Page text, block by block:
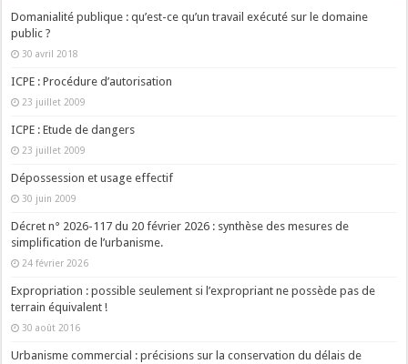
Domanialité publique : qu’est-ce qu’un travail exécuté sur le domaine
public ?
30 avril 2018
ICPE : Procédure d’autorisation
23 juillet 2009
ICPE : Etude de dangers
23 juillet 2009
Dépossession et usage effectif
30 juin 2009
Décret n° 2026-117 du 20 février 2026 : synthèse des mesures de
simplification de l’urbanisme.
24 février 2026
Expropriation : possible seulement si l’expropriant ne possède pas de
terrain équivalent !
30 août 2016
Urbanisme commercial : précisions sur la conservation du délais de